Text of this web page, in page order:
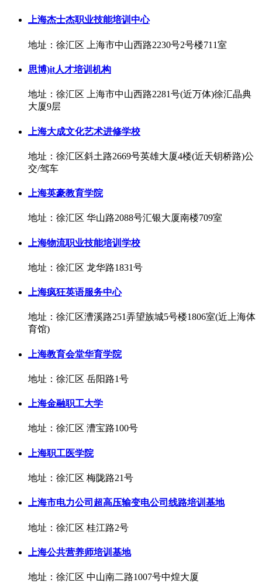
上海杰士杰职业技能培训中心
地址：徐汇区 上海市中山西路2230号2号楼711室
思博)it人才培训机构
地址：徐汇区 上海市中山西路2281号(近万体)徐汇晶典
大厦9层
上海大成文化艺术进修学校
地址：徐汇区斜土路2669号英雄大厦4楼(近天钥桥路)公
交/驾车
上海英豪教育学院
地址：徐汇区 华山路2088号汇银大厦南楼709室
上海物流职业技能培训学校
地址：徐汇区 龙华路1831号
上海疯狂英语服务中心
地址：徐汇区漕溪路251弄望族城5号楼1806室(近上海体
育馆)
上海教育会堂华育学院
地址：徐汇区 岳阳路1号
上海金融职工大学
地址：徐汇区 漕宝路100号
上海职工医学院
地址：徐汇区 梅陇路21号
上海市电力公司超高压输变电公司线路培训基地
地址：徐汇区 桂江路2号
上海公共营养师培训基地
地址：徐汇区 中山南二路1007号中煌大厦